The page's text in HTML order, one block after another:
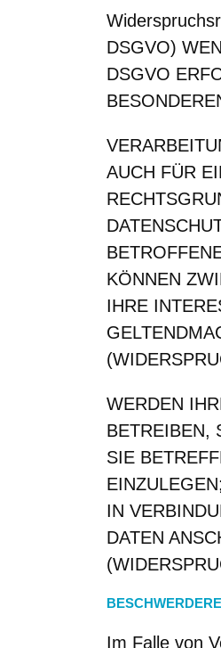
DSGVO)
DSGVO
AUCH FÜR
KÖNNEN
IHRE
WERDEN
BETREIBEN,
SIE
IN
DATEN
Im Falle von